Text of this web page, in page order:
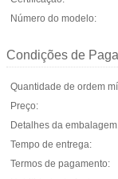
Número do modelo:
Condições de
Quantidade de ordem
Preço:
Detalhes da
Tempo de entrega:
Termos de pagamento: